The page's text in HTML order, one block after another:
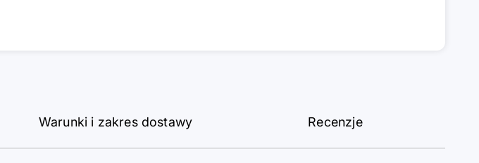
Warunki i zakres dostawy Recenzje